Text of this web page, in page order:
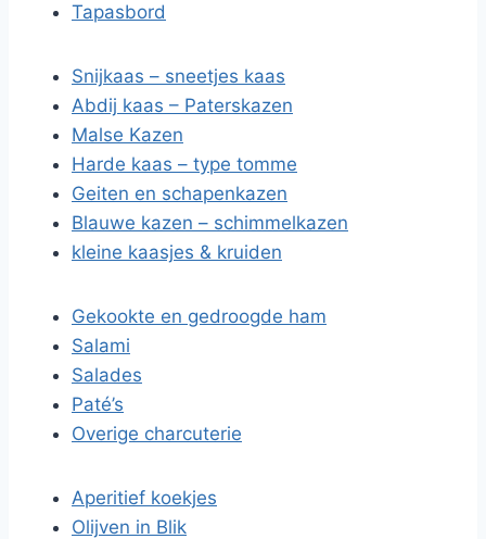
Tapasbord
Snijkaas – sneetjes kaas
Abdij kaas – Paterskazen
Malse Kazen
Harde kaas – type tomme
Geiten en schapenkazen
Blauwe kazen – schimmelkazen
kleine kaasjes & kruiden
Gekookte en gedroogde ham
Salami
Salades
Paté’s
Overige charcuterie
Aperitief koekjes
Olijven in Blik